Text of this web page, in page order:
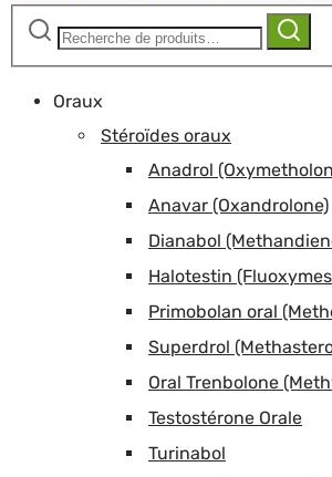
Recherche
Oraux
Stéroïdes oraux
Anadrol
Anavar (Oxandrolone)
Dianabol
Halotestin
Primobolan oral
Superdrol
Oral Trenbolone
Testostérone Orale
Turinabol